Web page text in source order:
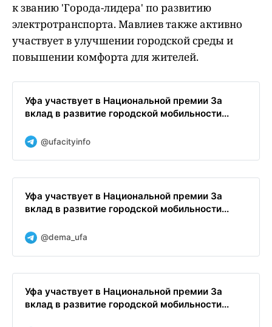
к званию 'Города-лидера' по развитию
электротранспорта. Мавлиев также активно
участвует в улучшении городской среды и
повышении комфорта для жителей.
Уфа участвует в Национальной премии За
вклад в развитие городской мобильности...
@ufacityinfo
Уфа участвует в Национальной премии За
вклад в развитие городской мобильности...
@dema_ufa
Уфа участвует в Национальной премии За
вклад в развитие городской мобильности...